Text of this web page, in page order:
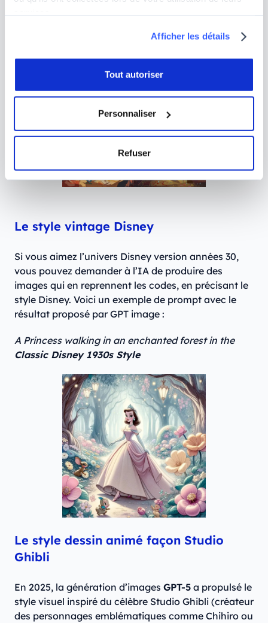
Afficher les détails
Tout autoriser
Personnaliser
Refuser
and an array of different foods.
2D Animation.
Le style vintage Disney
Si vous aimez l’univers Disney version années 30,
vous pouvez demander à l’IA de produire des
images qui en reprennent les codes, en précisant le
style Disney. Voici un exemple de prompt avec le
résultat proposé par GPT image :
A Princess walking in an enchanted forest in the
Classic Disney 1930s Style
Le style dessin animé façon Studio
Ghibli
En 2025, la génération d’images GPT-5 a propulsé le
style visuel inspiré du célèbre Studio Ghibli (créateur
des personnages emblématiques comme Chihiro ou